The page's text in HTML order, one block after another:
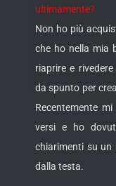
ultimamente?
Non ho più
che ho nella mia
riaprire e
da spunto per
Recentemente
versi e ho
chiarimenti su un
dalla testa.